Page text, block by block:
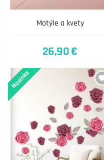
Motýle a kvety
26,90 €
Novinka